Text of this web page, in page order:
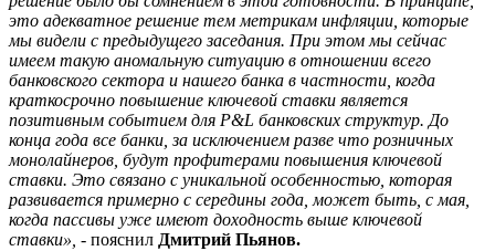
это адекватное решение тем метрикам инфляции, которые
мы видели с предыдущего заседания. При этом мы сейчас
имеем такую аномальную ситуацию в отношении всего
банковского сектора и нашего банка в частности, когда
краткосрочно повышение ключевой ставки является
позитивным событием для P&L банковских структур. До
конца года все банки, за исключением разве что розничных
монолайнеров, будут профитерами повышения ключевой
ставки. Это связано с уникальной особенностью, которая
развивается примерно с середины года, может быть, с мая,
когда пассивы уже имеют доходность выше ключевой
ставки», - пояснил Дмитрий Пьянов.